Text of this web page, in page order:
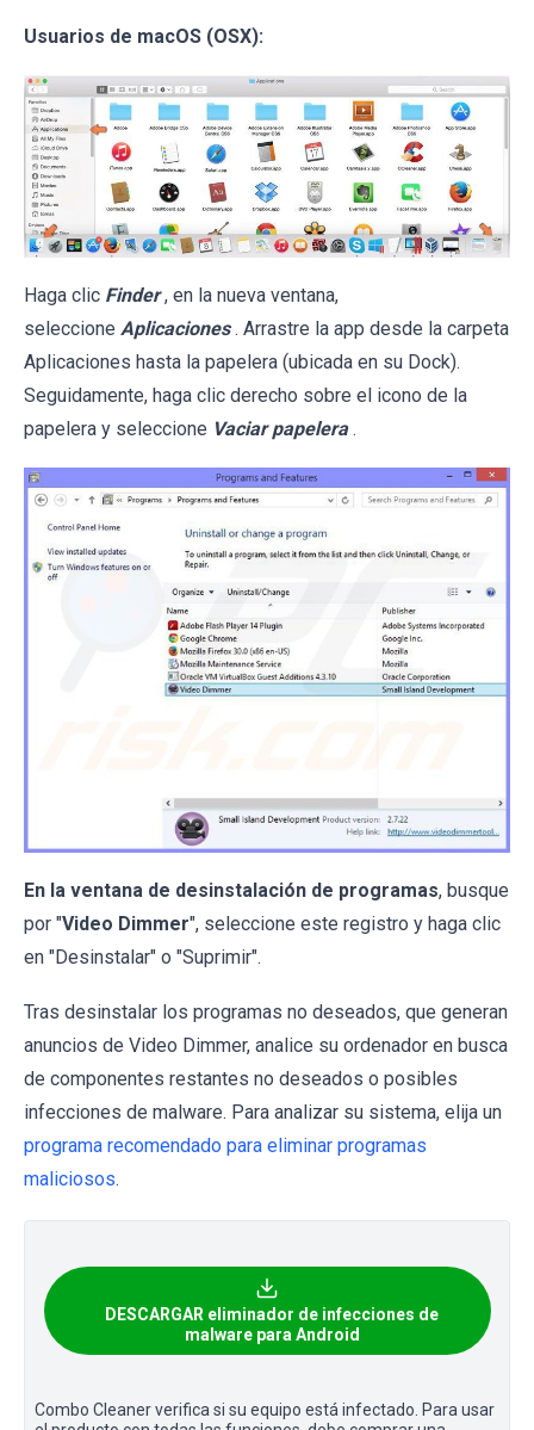
Usuarios de macOS (OSX):
Haga clic Finder , en la nueva ventana,
seleccione Aplicaciones . Arrastre la app desde la carpeta
Aplicaciones hasta la papelera (ubicada en su Dock).
Seguidamente, haga clic derecho sobre el icono de la
papelera y seleccione Vaciar papelera .
En la ventana de desinstalación de programas, busque
por "Video Dimmer", seleccione este registro y haga clic
en "Desinstalar" o "Suprimir".
Tras desinstalar los programas no deseados, que generan
anuncios de Video Dimmer, analice su ordenador en busca
de componentes restantes no deseados o posibles
infecciones de malware. Para analizar su sistema, elija un
programa recomendado para eliminar programas
maliciosos.
DESCARGAR eliminador de infecciones de
malware para Android
Combo Cleaner verifica si su equipo está infectado. Para usar